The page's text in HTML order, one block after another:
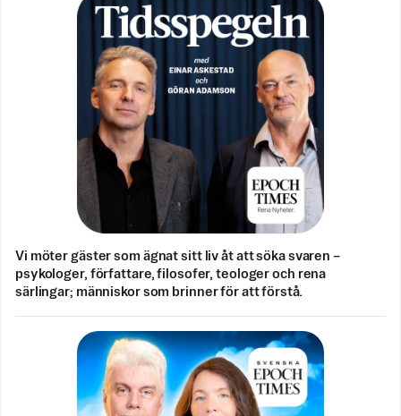
Vi möter gäster som ägnat sitt liv åt att söka svaren –
psykologer, författare, filosofer, teologer och rena
särlingar; människor som brinner för att förstå.